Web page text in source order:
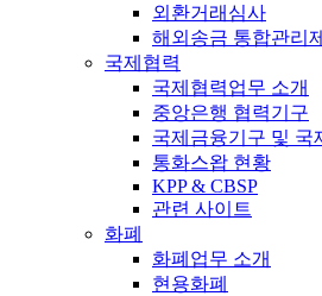
외환거래심사
해외송금 통합관리
국제협력
국제협력업무 소개
중앙은행 협력기구
국제금융기구 및 국
통화스왑 현황
KPP & CBSP
관련 사이트
화폐
화폐업무 소개
현용화폐